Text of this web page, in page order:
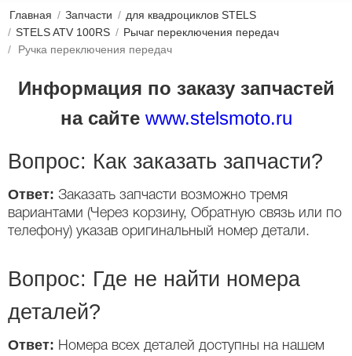
Главная / Запчасти / для квадроциклов STELS
/ STELS ATV 100RS / Рычаг переключения передач
/
Ручка переключения передач
Информация по заказу запчастей
на сайте www.stelsmoto.ru
Вопрос: Как заказать запчасти?
Ответ: Заказать запчасти возможно тремя
вариантами (Через корзину, Обратную связь или по
телефону) указав оригинальный номер детали.
Вопрос: Где не найти номера
деталей?
Ответ: Номера всех деталей доступны на нашем